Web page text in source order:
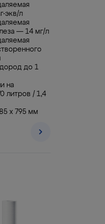
экв/л
— 14 мг/л
до 1
на
литров / 1,4
х 795 мм